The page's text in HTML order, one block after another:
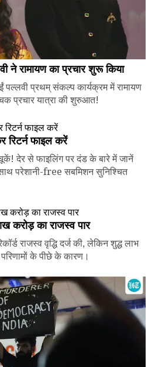
ने रामायण का प्रचार शुरू किया
प्रथम् संकल्प कार्यक्रम में रामायण
प्रचार यात्रा की शुरुआत!
फाइल करें
देर से फाइलिंग पर दंड के बारे में जानें
परेशानी-free सबमिशन सुनिश्चित
करोड़ का राजस्व पार
राजस्व वृद्धि दर्ज की, लेकिन शुद्ध लाभ
के पीछे के कारण।